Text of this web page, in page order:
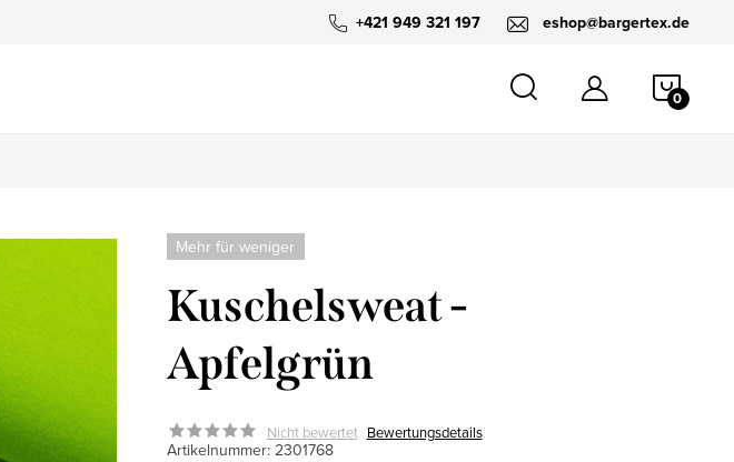
+421 949 321 197 eshop@bargertex.de
Mehr für weniger
Kuschelsweat -
Apfelgrün
Nicht bewertet Bewertungsdetails
Artikelnummer: 2301768